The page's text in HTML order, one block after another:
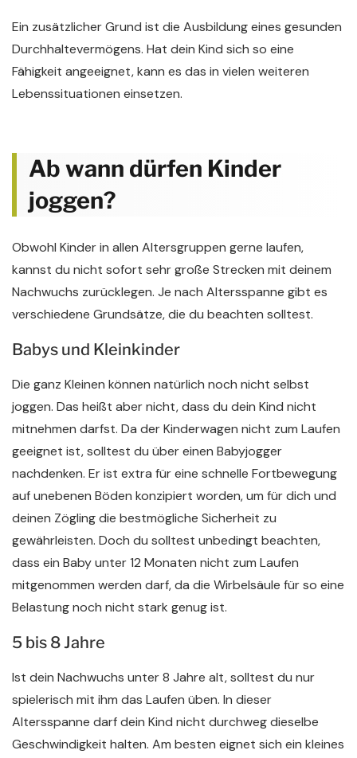
Ein zusätzlicher Grund ist die Ausbildung eines gesunden
Durchhaltevermögens. Hat dein Kind sich so eine
Fähigkeit angeeignet, kann es das in vielen weiteren
Lebenssituationen einsetzen.
Ab wann dürfen Kinder
joggen?
Obwohl Kinder in allen Altersgruppen gerne laufen,
kannst du nicht sofort sehr große Strecken mit deinem
Nachwuchs zurücklegen. Je nach Altersspanne gibt es
verschiedene Grundsätze, die du beachten solltest.
Babys und Kleinkinder
Die ganz Kleinen können natürlich noch nicht selbst
joggen. Das heißt aber nicht, dass du dein Kind nicht
mitnehmen darfst. Da der Kinderwagen nicht zum Laufen
geeignet ist, solltest du über einen Babyjogger
nachdenken. Er ist extra für eine schnelle Fortbewegung
auf unebenen Böden konzipiert worden, um für dich und
deinen Zögling die bestmögliche Sicherheit zu
gewährleisten. Doch du solltest unbedingt beachten,
dass ein Baby unter 12 Monaten nicht zum Laufen
mitgenommen werden darf, da die Wirbelsäule für so eine
Belastung noch nicht stark genug ist.
5 bis 8 Jahre
Ist dein Nachwuchs unter 8 Jahre alt, solltest du nur
spielerisch mit ihm das Laufen üben. In dieser
Altersspanne darf dein Kind nicht durchweg dieselbe
Geschwindigkeit halten. Am besten eignet sich ein kleines